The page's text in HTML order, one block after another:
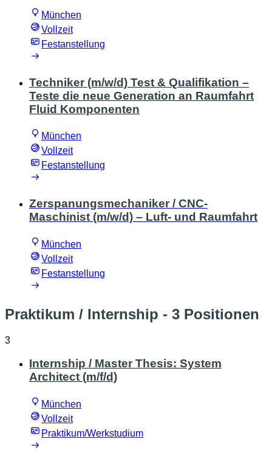
München
Vollzeit
Festanstellung
Techniker (m/w/d) Test & Qualifikation –
Teste die neue Generation an Raumfahrt
Fluid Komponenten
München
Vollzeit
Festanstellung
Zerspanungsmechaniker / CNC-
Maschinist (m/w/d) – Luft- und Raumfahrt
München
Vollzeit
Festanstellung
Praktikum / Internship - 3 Positionen
3
Internship / Master Thesis: System
Architect (m/f/d)
München
Vollzeit
Praktikum/Werkstudium